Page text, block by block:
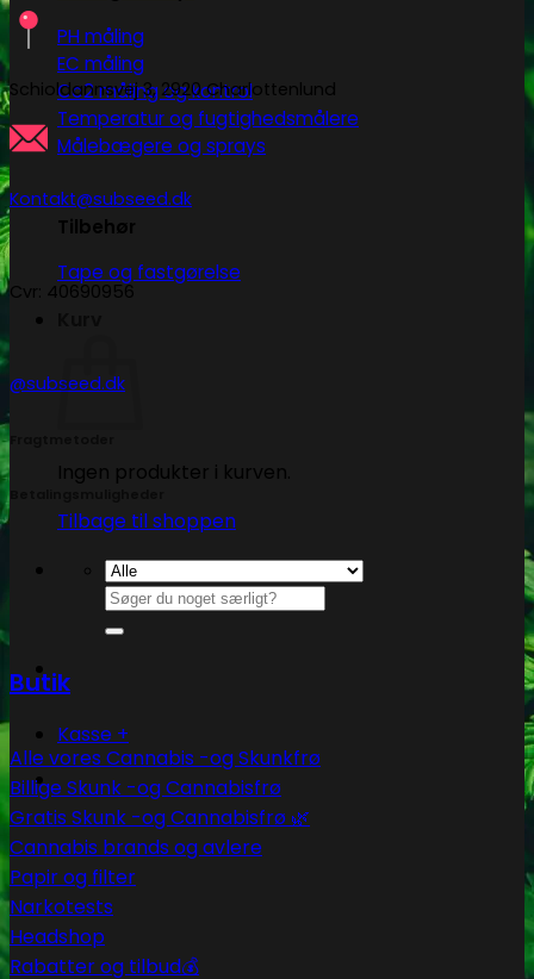
PH måling
EC måling
Co2 måling og kontrol
Temperatur og fugtighedsmålere
Målebægere og sprays
Tilbehør
Tape og fastgørelse
Ingen produkter i kurven.
Tilbage til shoppen
Søg
efter:
Kasse +
Schioldannsvej 3, 2920 Charlottenlund
Kontakt@subseed.dk
Cvr: 40690956
@subseed.dk
Butik
Alle vores Cannabis -og Skunkfrø
Billige Skunk -og Cannabisfrø
Gratis Skunk -og Cannabisfrø 🌿
Cannabis brands og avlere
Papir og filter
Narkotests
Headshop
Rabatter og tilbud💰